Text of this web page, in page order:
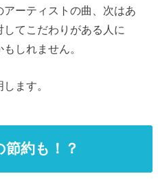
ーティストの曲、次はあ
てこだわりがある人に
しれません。
ます。
節約も！？